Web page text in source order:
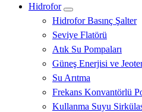
Hidrofor
Hidrofor Basınç Şalter
Seviye Flatörü
Atık Su Pompaları
Güneş Enerjisi ve
Su Arıtma
Frekans Konvantörlü
Kullanma Suyu